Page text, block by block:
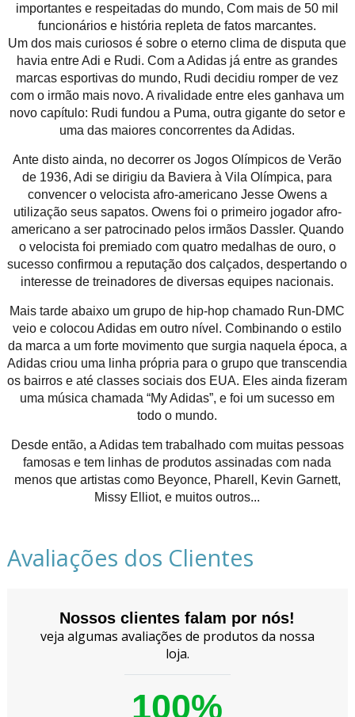
importantes e respeitadas do mundo, Com mais de 50 mil
funcionários e história repleta de fatos marcantes.
Um dos mais curiosos é sobre o eterno clima de disputa que
havia entre Adi e Rudi. Com a Adidas já entre as grandes
marcas esportivas do mundo, Rudi decidiu romper de vez
com o irmão mais novo. A rivalidade entre eles ganhava um
novo capítulo: Rudi fundou a Puma, outra gigante do setor e
uma das maiores concorrentes da Adidas.
Ante disto ainda, no decorrer os Jogos Olímpicos de Verão
de 1936, Adi se dirigiu da Baviera à Vila Olímpica, para
convencer o velocista afro-americano Jesse Owens a
utilização seus sapatos. Owens foi o primeiro jogador afro-
americano a ser patrocinado pelos irmãos Dassler. Quando
o velocista foi premiado com quatro medalhas de ouro, o
sucesso confirmou a reputação dos calçados, despertando o
interesse de treinadores de diversas equipes nacionais.
Mais tarde abaixo um grupo de hip-hop chamado Run-DMC
veio e colocou Adidas em outro nível. Combinando o estilo
da marca a um forte movimento que surgia naquela época, a
Adidas criou uma linha própria para o grupo que transcendia
os bairros e até classes sociais dos EUA. Eles ainda fizeram
uma música chamada “My Adidas”, e foi um sucesso em
todo o mundo.
Desde então, a Adidas tem trabalhado com muitas pessoas
famosas e tem linhas de produtos assinadas com nada
menos que artistas como Beyonce, Pharell, Kevin Garnett,
Missy Elliot, e muitos outros...
Avaliações dos Clientes
Nossos clientes falam por nós!
veja algumas avaliações de produtos da nossa
loja.
100%